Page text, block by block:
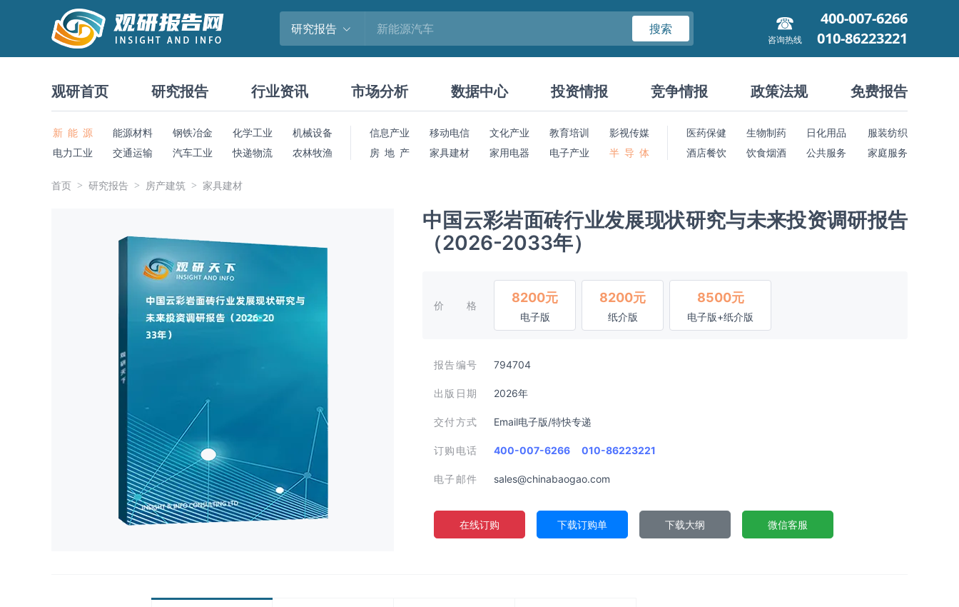
研究报告 搜索
咨询热线
400-007-6266
010-86223221
观研首页 研究报告 行业资讯 市场分析 数据中心 投资情报 竞争情报 政策法规 免费报告
新 能 源 能源材料 钢铁冶金 化学工业
机械设备
电力工业
交通运输 汽车工业 快递物流 农林牧渔
信息产业 移动电信 文化产业 教育培训
影视传媒
房 地 产
家具建材 家用电器 电子产业 半 导 体
医药保健 生物制药 日化用品
服装纺织
酒店餐饮
饮食烟酒 公共服务 家庭服务
首页 研究报告 房产建筑 家具建材
中国云彩岩面砖行业发展现状研究与未来投资调研报告
（2026-2033年）
价格
8200元
电子版
8200元
纸介版
8500元
电子版+纸介版
报告编号 794704
出版日期 2026年
交付方式 Email电子版/特快专递
订购电话 400-007-6266 010-86223221
电子邮件 sales@chinabaogao.com
在线订购 下载订购单 下载大纲 微信客服